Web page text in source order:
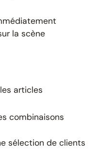
la scène
articles
combinaisons
sélection de clients